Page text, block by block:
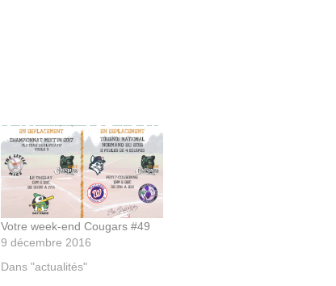
Votre week-end Cougars #49
9 décembre 2016
Dans "actualités"